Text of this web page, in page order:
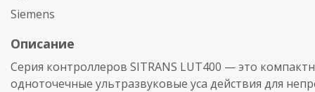
Siemens
Описание
Серия контроллеров SITRANS LUT400 — это
одноточечные ультразвуковые уса действия для